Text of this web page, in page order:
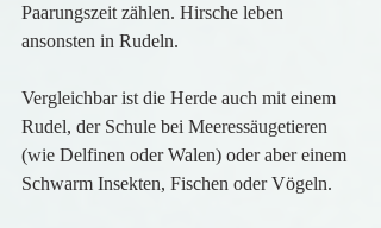
Paarungszeit zählen. Hirsche leben
ansonsten in Rudeln.
Vergleichbar ist die Herde auch mit einem
Rudel, der Schule bei Meeressäugetieren
(wie Delfinen oder Walen) oder aber einem
Schwarm Insekten, Fischen oder Vögeln.